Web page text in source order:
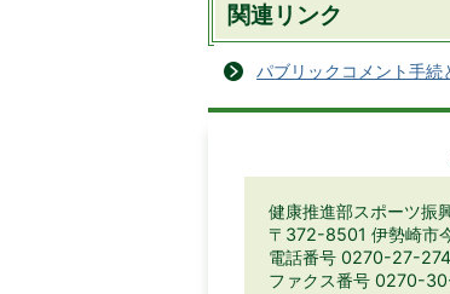
関連リンク
パブリックコメント手続
健康推進部スポーツ振
〒372-8501 伊勢崎市
電話番号 0270-27-
ファクス番号 0270-